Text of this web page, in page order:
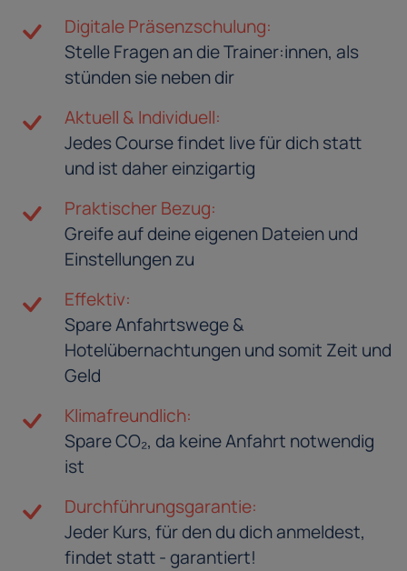
Digitale Präsenzschulung:
Stelle Fragen an die Trainer:innen, als
stünden sie neben dir
Aktuell & Individuell:
Jedes Course findet live für dich statt
und ist daher einzigartig
Praktischer Bezug:
Greife auf deine eigenen Dateien und
Einstellungen zu
Effektiv:
Spare Anfahrtswege &
Hotelübernachtungen und somit Zeit und
Geld
Klimafreundlich:
Spare CO₂, da keine Anfahrt notwendig
ist
Durchführungsgarantie:
Jeder Kurs, für den du dich anmeldest,
findet statt - garantiert!